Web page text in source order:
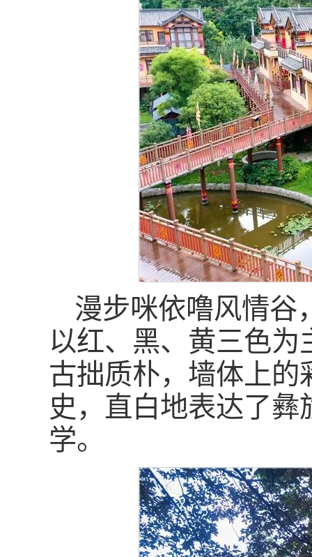
漫步咪依噜风情谷
以红、黑、黄三色
古拙质朴，墙体上
史，直白地表达了
学。